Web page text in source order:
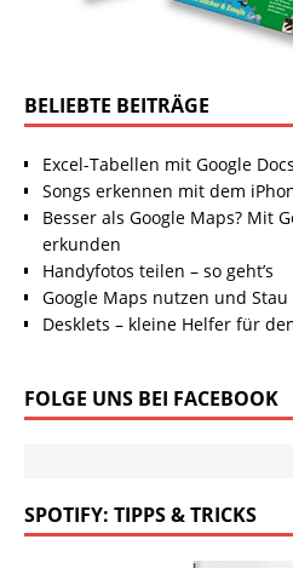
BELIEBTE BEITRÄGE
Excel-Tabellen mit Google
Songs erkennen mit dem
Besser als Google Maps? Mit
erkunden
Handyfotos teilen – so geht’s
Google Maps nutzen und
Desklets – kleine Helfer für
FOLGE UNS BEI FACEBOOK
SPOTIFY: TIPPS & TRICKS